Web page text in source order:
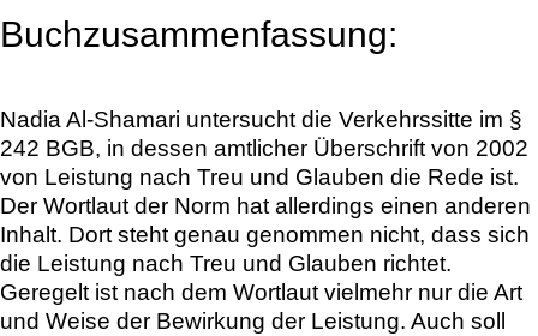
Buchzusammenfassung:
Nadia Al-Shamari untersucht die Verkehrssitte im §
242 BGB, in dessen amtlicher Überschrift von 2002
von Leistung nach Treu und Glauben die Rede ist.
Der Wortlaut der Norm hat allerdings einen anderen
Inhalt. Dort steht genau genommen nicht, dass sich
die Leistung nach Treu und Glauben richtet.
Geregelt ist nach dem Wortlaut vielmehr nur die Art
und Weise der Bewirkung der Leistung. Auch soll